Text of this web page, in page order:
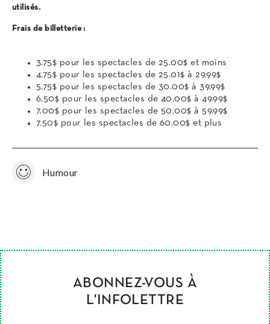
utilisés.
Frais de billetterie :
3.75$ pour les spectacles de 25.00$ et moins
4.75$ pour les spectacles de 25.01$ à 29.99$
5.75$ pour les spectacles de 30.00$ à 39.99$
6.50$ pour les spectacles de 40.00$ à 49.99$
7.00$ pour les spectacles de 50.00$ à 59.99$
7.50$ pour les spectacles de 60.00$ et plus
Humour
ABONNEZ-VOUS À
L'INFOLETTRE